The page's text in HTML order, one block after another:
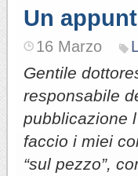
Un
16 Marzo
Gentile
responsabile
pubblicazione
faccio i miei
“sul pezzo”,